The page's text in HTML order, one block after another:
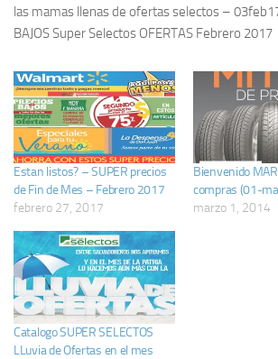
las mamas llenas de ofertas selectos –
BAJOS Super Selectos OFERTAS Febrero 2017
Estan listos? – SUPER precios
de Fin de Mes – Febrero 2017
febrero 27, 2017
Bienvenido
compras (01-
marzo 1, 2014
Catalogo SUPER SELECTOS
LLuvia de Ofertas en el mes